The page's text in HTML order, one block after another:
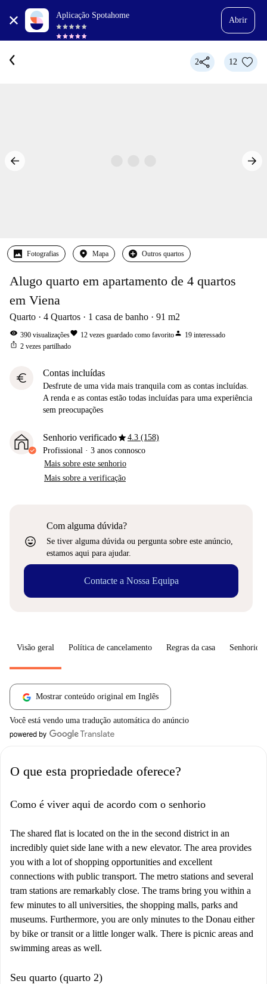
Aplicação Spotahome
Abrir
2 12
Fotografias Mapa Outros quartos
Alugo quarto em apartamento de 4 quartos
em Viena
Quarto 4 Quartos 1 casa de banho 91 m2
visibility 390 visualizaçõesfavorite 12 vezes guardado como favoritoperson 19 interessado
ios_share 2 vezes partilhado
euro Contas incluídas
Desfrute de uma vida mais tranquila com as contas incluídas.
A renda e as contas estão todas incluídas para uma experiência
sem preocupações
Senhorio verificadostar4.3 (158)
Profissional · 3 anos connosco
Mais sobre este senhorio
Mais sobre a verificação
sentiment_very_satisfied
Com alguma dúvida?
Se tiver alguma dúvida ou pergunta sobre este anúncio,
estamos aqui para ajudar.
Contacte a Nossa Equipa
Visão geral Política de cancelamento Regras da casa Senhorio
Mostrar conteúdo original em Inglês
Você está vendo uma tradução automática do anúncio
O que esta propriedade oferece?
Como é viver aqui de acordo com o senhorio
The shared flat is located on the in the second district in an
incredibly quiet side lane with a new elevator. The area provides
you with a lot of shopping opportunities and excellent
connections with public transport. The metro stations and several
tram stations are remarkably close. The trams bring you within a
few minutes to all universities, the shopping malls, parks and
museums. Furthermore, you are only minutes to the Donau either
by bike or transit or a little longer walk. There is picnic areas and
swimming areas as well.
Seu quarto (quarto 2)